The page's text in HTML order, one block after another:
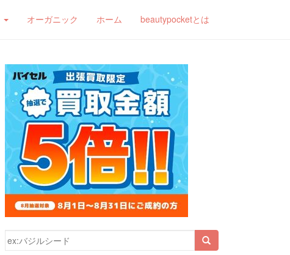
オーガニック ホーム beautypocketとは
検索結果: